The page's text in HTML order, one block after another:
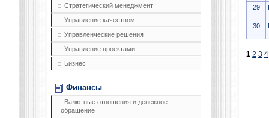
Стратегический менеджмент
Управление качеством
Управленческие решения
Управление проектами
Бизнес
Финансы
Валютные отношения и денежное
обращение
29
30
1 2 3 4